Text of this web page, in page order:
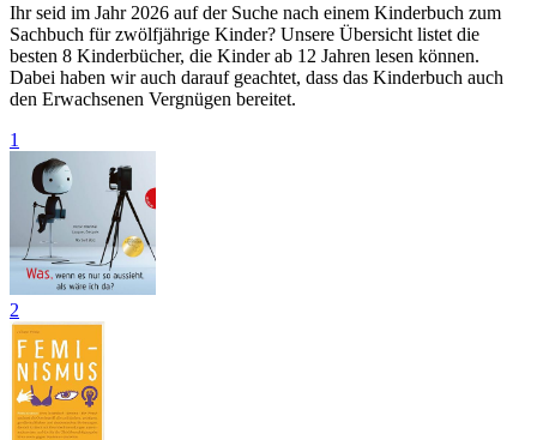
Ihr seid im Jahr 2026 auf der Suche nach einem Kinderbuch zum
Sachbuch für zwölfjährige Kinder? Unsere Übersicht listet die
besten 8 Kinderbücher, die Kinder ab 12 Jahren lesen können.
Dabei haben wir auch darauf geachtet, dass das Kinderbuch auch
den Erwachsenen Vergnügen bereitet.
1
2